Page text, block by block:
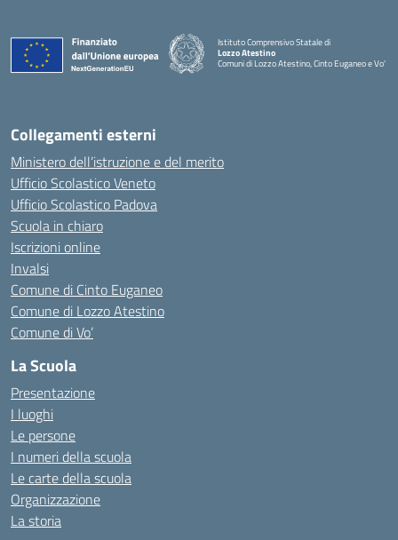
Istituto Comprensivo Statale di
Lozzo Atestino
Comuni di Lozzo Atestino, Cinto Euganeo e Vo'
— Visita la pagina iniziale della scuola
Collegamenti esterni
Ministero dell’istruzione e del merito
Ufficio Scolastico Veneto
Ufficio Scolastico Padova
Scuola in chiaro
Iscrizioni online
Invalsi
Comune di Cinto Euganeo
Comune di Lozzo Atestino
Comune di Vo’
La Scuola
Presentazione
I luoghi
Le persone
I numeri della scuola
Le carte della scuola
Organizzazione
La storia